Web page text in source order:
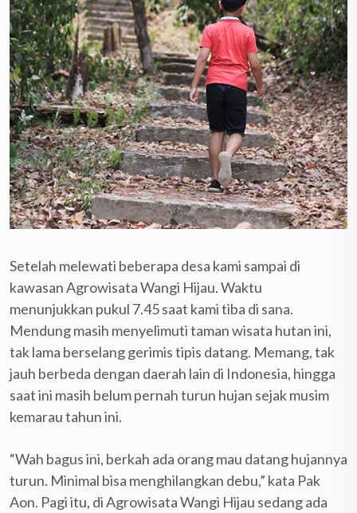
Setelah melewati beberapa desa kami sampai di
kawasan Agrowisata Wangi Hijau. Waktu
menunjukkan pukul 7.45 saat kami tiba di sana.
Mendung masih menyelimuti taman wisata hutan ini,
tak lama berselang gerimis tipis datang. Memang, tak
jauh berbeda dengan daerah lain di Indonesia, hingga
saat ini masih belum pernah turun hujan sejak musim
kemarau tahun ini.
“Wah bagus ini, berkah ada orang mau datang hujannya
turun. Minimal bisa menghilangkan debu,” kata Pak
Aon. Pagi itu, di Agrowisata Wangi Hijau sedang ada